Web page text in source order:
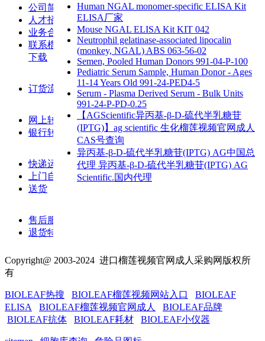
Human NGAL monomer-specific ELISA Kit
ELISA厂家
Mouse NGAL ELISA Kit KIT 042
Neutrophil gelatinase-associated lipocalin
(monkey, NGAL) ABS 063-56-02
Semen, Pooled Human Donors 991-04-P-100
Pediatric Serum Sample, Human Donor - Ages
11-14 Years Old 991-24-PED4-5
Serum - Plasma Derived Serum - Bulk Units
991-24-P-PD-0.25
【AGScientific异丙基-β-D-硫代半乳糖苷
(IPTG)】ag scientific 生化榴莲视频官网成人
CAS号查询
异丙基-β-D-硫代半乳糖苷(IPTG) AG中国总
代理 异丙基-β-D-硫代半乳糖苷(IPTG) AG
Scientific.国内代理
公司简介
人才招聘
业务合作
联系榴莲视频成版APP
下载
订货流程
网上转账
银行转账
快递运输
上门自提
送货
售后服务
退货特殊说明与提醒
Copyright@ 2003-2024 进口榴莲视频官网成人采购网 版权所
有
BIOLEAF热搜 BIOLEAF榴莲视频网站入口
BIOLEAF
ELISA
BIOLEAF榴莲视频官网成人
BIOLEAF品牌
BIOLEAF抗体
BIOLEAF耗材 BIOLEAF小仪器